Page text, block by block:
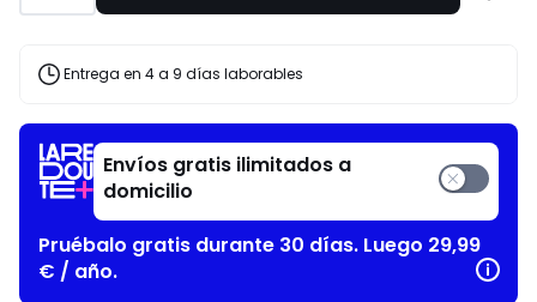
40%
aplicado.
Entrega en 4 a 9 días laborables
Envíos gratis ilimitados a
domicilio
Pruébalo gratis durante 30 días. Luego 29,99
€ / año.